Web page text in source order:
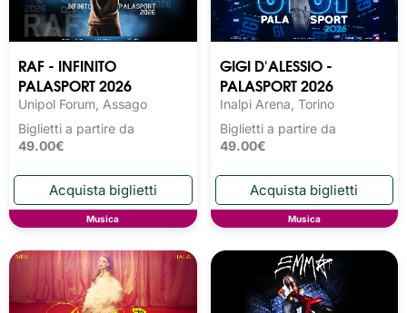
RAF - INFINITO
PALASPORT 2026
Unipol Forum, Assago
Biglietti a partire da
49.00€
Musica
GIGI D'ALESSIO -
PALASPORT 2026
Inalpi Arena, Torino
Biglietti a partire da
49.00€
Musica